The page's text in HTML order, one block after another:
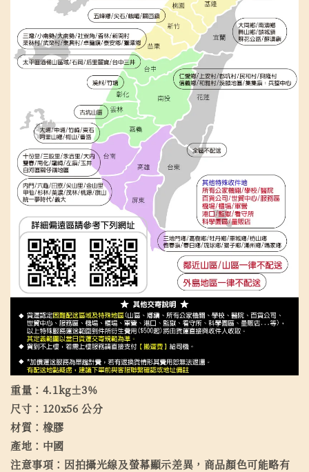
重量：4.1kg±3%
尺寸：120x56 公分
材質：橡膠
產地：中國
注意事項：因拍攝光線及螢幕顯示差異，商品顏色可能略有